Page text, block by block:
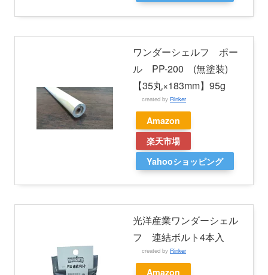
ワンダーシェルフ ポー
ル PP-200 (無塗装)
【35丸×183mm】95g
created by Rinker
Amazon
楽天市場
Yahooショッピング
光洋産業ワンダーシェル
フ 連結ボルト4本入
created by Rinker
Amazon